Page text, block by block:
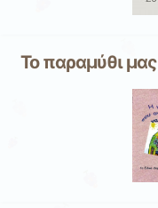
Το παραμύθι μας